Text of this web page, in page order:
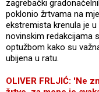
zagrebački
poklonio žrtvama na
ekstremista krenula je
novinskim redakcijama
optužbom kako su
ubijena u ratu.
OLIVER FRLJIĆ: 'Ne